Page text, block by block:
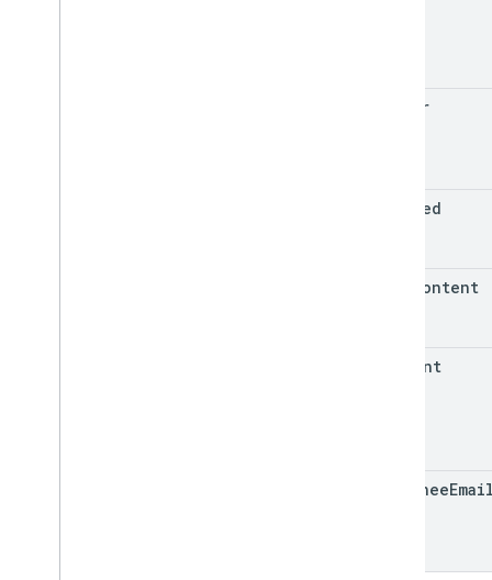
author
deleted
Content
content
assigneeEmail